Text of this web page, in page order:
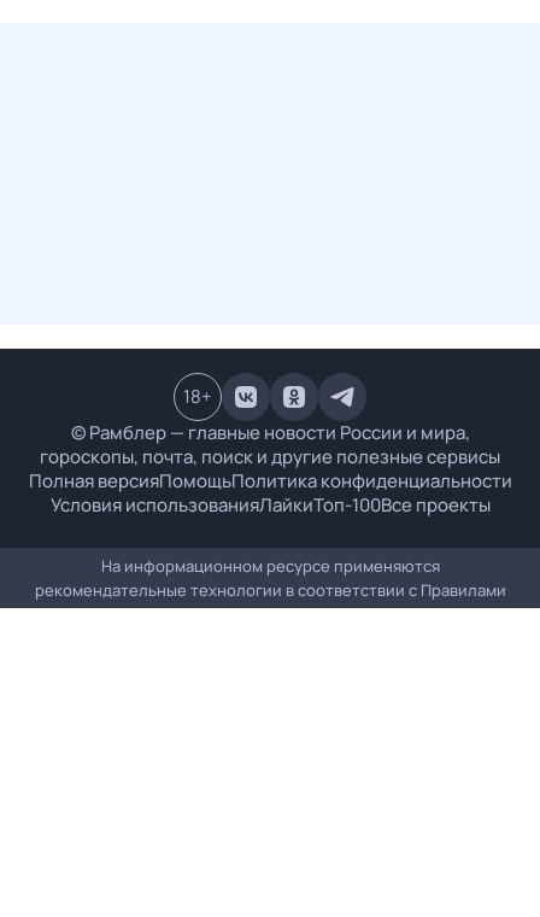
© Рамблер — главные новости России и мира,
гороскопы, почта, поиск и другие полезные сервисы
Полная версияПомощьПолитика конфиденциальности
Условия использованияЛайкиТоп-100Все проекты
18+
На информационном ресурсе применяются
рекомендательные технологии в соответствии с Правилами